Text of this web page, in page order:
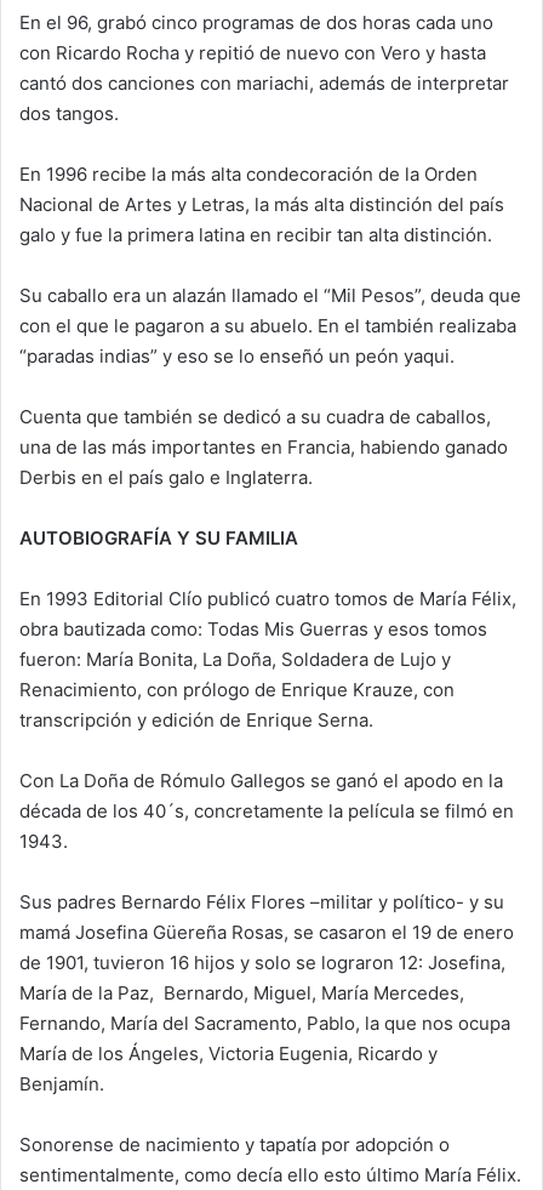
En el 96, grabó cinco programas de dos horas cada uno
con Ricardo Rocha y repitió de nuevo con Vero y hasta
cantó dos canciones con mariachi, además de interpretar
dos tangos.
En 1996 recibe la más alta condecoración de la Orden
Nacional de Artes y Letras, la más alta distinción del país
galo y fue la primera latina en recibir tan alta distinción.
Su caballo era un alazán llamado el “Mil Pesos”, deuda que
con el que le pagaron a su abuelo. En el también realizaba
“paradas indias” y eso se lo enseñó un peón yaqui.
Cuenta que también se dedicó a su cuadra de caballos,
una de las más importantes en Francia, habiendo ganado
Derbis en el país galo e Inglaterra.
AUTOBIOGRAFÍA Y SU FAMILIA
En 1993 Editorial Clío publicó cuatro tomos de María Félix,
obra bautizada como: Todas Mis Guerras y esos tomos
fueron: María Bonita, La Doña, Soldadera de Lujo y
Renacimiento, con prólogo de Enrique Krauze, con
transcripción y edición de Enrique Serna.
Con La Doña de Rómulo Gallegos se ganó el apodo en la
década de los 40´s, concretamente la película se filmó en
1943.
Sus padres Bernardo Félix Flores –militar y político- y su
mamá Josefina Güereña Rosas, se casaron el 19 de enero
de 1901, tuvieron 16 hijos y solo se lograron 12: Josefina,
María de la Paz, Bernardo, Miguel, María Mercedes,
Fernando, María del Sacramento, Pablo, la que nos ocupa
María de los Ángeles, Victoria Eugenia, Ricardo y
Benjamín.
Sonorense de nacimiento y tapatía por adopción o
sentimentalmente, como decía ello esto último María Félix.